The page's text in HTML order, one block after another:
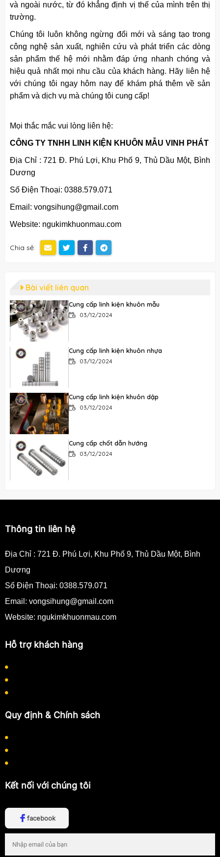
và ngoài nước, từ đó khẳng định vị thế của mình trên thị
trường.
Chúng tôi luôn không ngừng đổi mới và sáng tạo trong
công nghệ sản xuất, nghiên cứu và phát triển các dòng
sản phẩm thế hệ mới nhằm đáp ứng nhanh chóng và
hiệu quả nhất mọi nhu cầu của khách hàng. Hãy liên hệ
với chúng tôi ngay hôm nay để khám phá thêm về sản
phẩm và dịch vụ mà chúng tôi cung cấp!
Mọi thắc mắc vui lòng liên hệ:
CÔNG TY TNHH LINH KIỆN KHUÔN MẪU VINH PHÁT​
Địa Chỉ : 721 Đ. Phú Lợi, Khu Phố 9, Thủ Dầu Một, Bình
Dương
Số Điện Thoại: 0388.579.071
Email: vongsihung@gmail.com
Website: ngukimkhuonmau.com
Chia sẻ:
Bài viết liên quan
Cung cấp linh kiện khuôn mẫu
03/12/2024
Cung cấp linh kiện khuôn nhựa
03/12/2024
Cung cấp linh kiện khuôn dập
03/12/2024
Cung cấp chốt dẫn hướng
03/12/2024
03/12/2024
Thông tin liên hệ
Địa Chỉ : 721 Đ. Phú Lợi, Khu Phố 9, Thủ Dầu Một, Bình
Dương
Số Điện Thoại: 0388.579.071
Email: vongsihung@gmail.com
Website: ngukimkhuonmau.com
Hỗ trợ khách hàng
Quy định & Chính sách
Kết nối với chúng tôi
facebook